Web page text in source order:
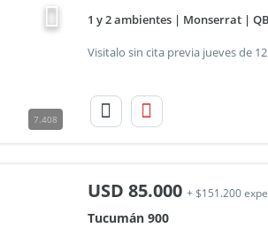
7.408
1 y 2 ambientes | Monserrat |
USD 85.000 + $151.200
Tucumán 900